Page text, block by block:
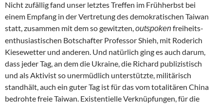
Nicht zufällig fand unser letztes Treffen im Frühherbst bei
einem Empfang in der Vertretung des demokratischen Taiwan
statt, zusammen mit dem so gewitzten,outspokenfreiheits-
enthusiastischen Botschafter Professor Shieh, mit Roderich
Kiesewetter und anderen. Und natürlich ging es auch darum,
dass jeder Tag, an dem die Ukraine, die Richard publizistisch
und als Aktivist so unermüdlich unterstützte, militärisch
standhält, auch ein guter Tag ist für das vom totalitären China
bedrohte freie Taiwan. Existentielle Verknüpfungen, für die